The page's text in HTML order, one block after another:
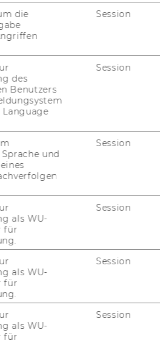
und fin­det auf
Cen­ter STaR
Ac­counts at Ora­cle
ac­ti­vist, Extinc­tion
Ad­vi­sor, May­dell
die
Session
des
Benutzers
Language
Session
und
Session
als WU-
für
Session
als WU-
für
Session
als WU-
für
Session